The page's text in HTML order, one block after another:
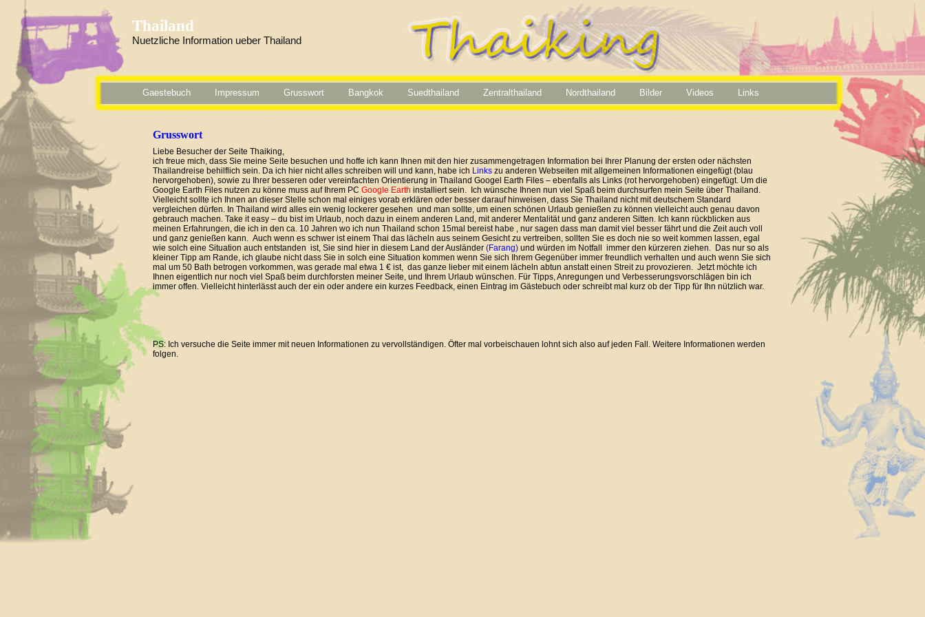
Thailand
Nuetzliche Information ueber Thailand
Gaestebuch Impressum Grusswort Bangkok Suedthailand Zentralthailand Nordthailand Bilder Videos Links
Grusswort
Liebe Besucher der Seite Thaiking,
ich freue mich, dass Sie meine Seite besuchen und hoffe ich kann Ihnen mit den hier zusammen­ge­tragen Information bei Ihrer Planung der ersten oder nächsten
Thailandreise behilflich sein. Da ich hier nicht alles schreiben will und kann, habe ich Links zu anderen Webseiten mit allgemeinen Informationen eingefügt (blau
hervorgehoben), sowie zu Ihrer besseren oder vereinfachten Orientierung in Thailand Googel Earth Files – ebenfalls als Links (rot hervorgehoben) eingefügt. Um die
Google Earth Files nutzen zu könne muss auf Ihrem PC Google Earth installiert sein. Ich wünsche Ihnen nun viel Spaß beim durchsurfen mein Seite über Thailand.
Vielleicht sollte ich Ihnen an dieser Stelle schon mal einiges vorab erklären oder besser darauf hinweisen, dass Sie Thailand nicht mit deutschem Standard
vergleichen dürfen. In Thailand wird alles ein wenig lockerer gesehen und man sollte, um einen schönen Urlaub genießen zu können vielleicht auch genau davon
gebrauch machen. Take it easy – du bist im Urlaub, noch dazu in einem anderen Land, mit anderer Mentalität und ganz anderen Sitten. Ich kann rückblicken aus
meinen Er­fahr­ung­en, die ich in den ca. 10 Jahren wo ich nun Thailand schon 15mal bereist habe , nur sagen dass man damit viel besser fährt und die Zeit auch voll
und ganz genießen kann. Auch wenn es schwer ist einem Thai das lächeln aus seinem Gesicht zu vertreiben, sollten Sie es doch nie so weit kommen lassen, egal
wie solch eine Situation auch entstanden ist, Sie sind hier in diesem Land der Ausländer (Farang) und würden im Notfall immer den kürzeren ziehen. Das nur so als
kleiner Tipp am Rande, ich glaube nicht dass Sie in solch eine Situation kommen wenn Sie sich Ihrem Gegenüber immer freundlich ver­halten und auch wenn Sie sich
mal um 50 Bath betrogen vorkommen, was gerade mal etwa 1 € ist, das ganze lieber mit einem lächeln abtun anstatt einen Streit zu provozieren. Jetzt möchte ich
Ihnen eigentlich nur noch viel Spaß beim durchforsten meiner Seite, und Ihrem Urlaub wünschen. Für Tipps, Anregungen und Verbesserungsvorschlägen bin ich
immer offen. Vielleicht hinterlässt auch der ein oder andere ein kurzes Feedback, einen Eintrag im Gästebuch oder schreibt mal kurz ob der Tipp für Ihn nützlich war.
PS: Ich versuche die Seite immer mit neuen Informationen zu vervollständigen. Öfter mal vorbeischauen lohnt sich also auf jeden Fall. Weitere Informationen werden
folgen.